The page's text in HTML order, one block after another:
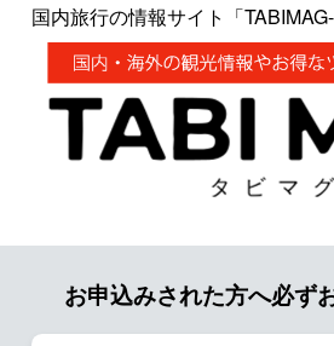
国内旅行の情報サイト「TABIMAG-
お申込みされた方へ必ず